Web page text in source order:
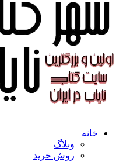
خانه
وبلاگ
روش خرید